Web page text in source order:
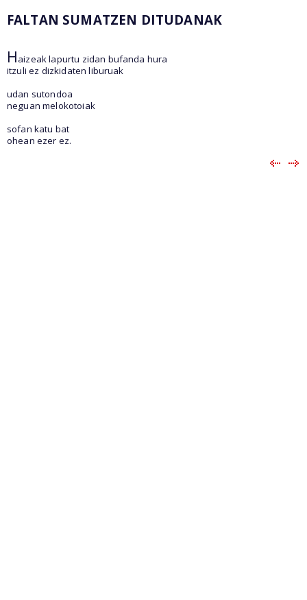
FALTAN SUMATZEN DITUDANAK
Haizeak lapurtu zidan bufanda hura
itzuli ez dizkidaten liburuak
udan sutondoa
neguan melokotoiak
sofan katu bat
ohean ezer ez.